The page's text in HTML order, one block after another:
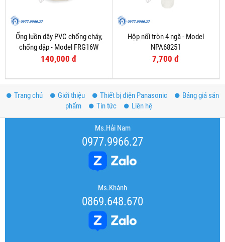
Ống luồn dây PVC chống cháy,
chống dập - Model FRG16W
140,000 đ
Hộp nối tròn 4 ngã - Model
NPA68251
7,700 đ
Trang chủ Giới thiệu Thiết bị điện Panasonic
Bảng giá sản
phẩm
Tin tức Liên hệ
Ms.Hải Nam
0977.9966.27
Ms.Khánh
0869.648.670